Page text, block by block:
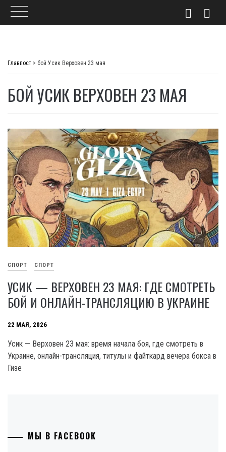
Главпост > бой Усик Верховен 23 мая
БОЙ УСИК ВЕРХОВЕН 23 МАЯ
СПОРТ СПОРТ
УСИК — ВЕРХОВЕН 23 МАЯ: ГДЕ СМОТРЕТЬ
БОЙ И ОНЛАЙН-ТРАНСЛЯЦИЮ В УКРАИНЕ
22 МАЯ, 2026
Усик — Верховен 23 мая: время начала боя, где смотреть в
Украине, онлайн-трансляция, титулы и файткард вечера бокса в
Гизе
МЫ В FACEBOOK